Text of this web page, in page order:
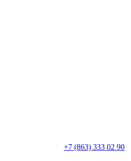
+7 (863) 333 02 90